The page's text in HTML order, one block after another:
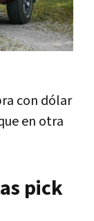
con dólar
en otra
pick